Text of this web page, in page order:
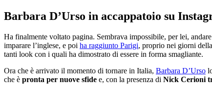
Barbara D’Urso in accappatoio su
Ha finalmente voltato pagina. Sembrava impossibile, per lei,
imparare l’inglese, e poi ha raggiunto Parigi, proprio nei giorni
tanti look con i quali ha dimostrato di essere in forma smagliante.
Ora che è arrivato il momento di tornare in Italia, Barbara D’Urso
che è pronta per nuove sfide e, con la presenza di Nick Cerioni